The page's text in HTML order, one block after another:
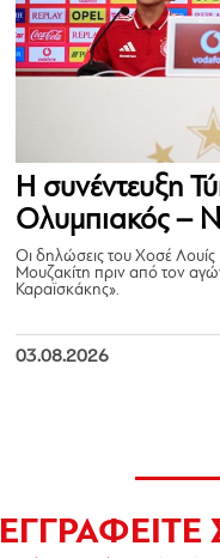
Η συνέντευξη
Ολυμπιακός –
Οι δηλώσεις του Χοσέ Λουίς
Μουζακίτη πριν από τον
Καραϊσκάκης».
03.08.2026
ΕΓΓΡΑΦΕΙΤΕ